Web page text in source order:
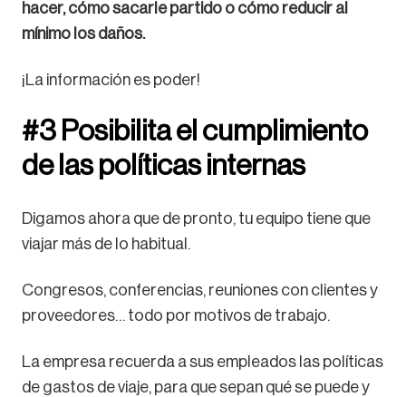
hacer, cómo sacarle partido o cómo reducir al
mínimo los daños.
¡La información es poder!
#3 Posibilita el cumplimiento
de las políticas internas
Digamos ahora que de pronto, tu equipo tiene que
viajar más de lo habitual.
Congresos, conferencias, reuniones con clientes y
proveedores… todo por motivos de trabajo.
La empresa recuerda a sus empleados las políticas
de gastos de viaje, para que sepan qué se puede y